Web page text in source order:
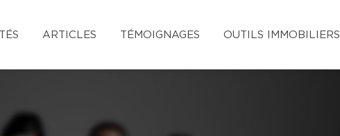
ARTICLES TÉMOIGNAGES OUTILS IMMOBILIERS